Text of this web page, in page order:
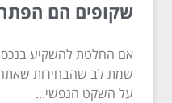
שקופים הם
אם החלטת להשקיע
שמת לב שהבחירות שאתה
על השקט הנפשי...